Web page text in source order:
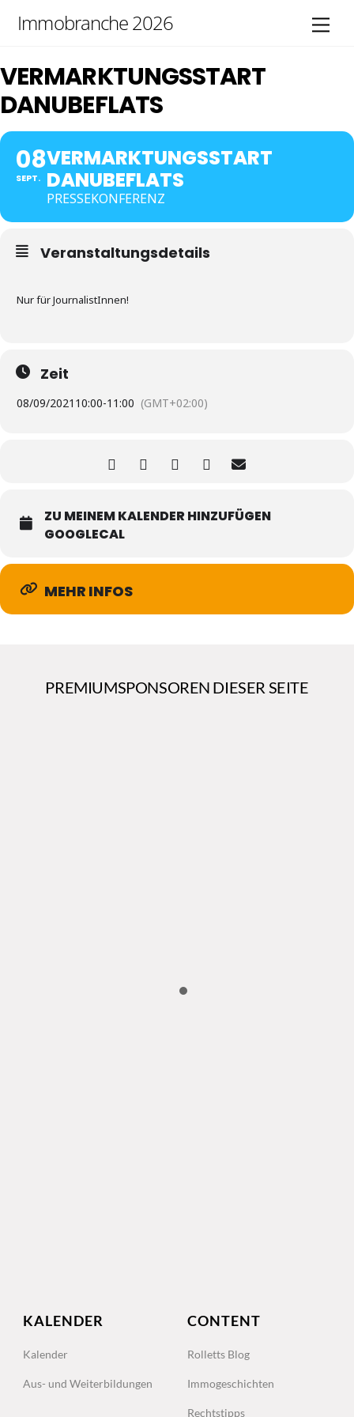
Immobranche 2026
VERMARKTUNGSSTART
DANUBEFLATS
08
SEPT.
VERMARKTUNGSSTART
DANUBEFLATS
PRESSEKONFERENZ
Veranstaltungsdetails
Nur für JournalistInnen!
Zeit
08/09/2021 10:00-11:00 (GMT+02:00)
ZU MEINEM KALENDER HINZUFÜGEN
GOOGLECAL
MEHR INFOS
PREMIUMSPONSOREN DIESER SEITE
KALENDER
Kalender
Aus- und Weiterbildungen
CONTENT
Rolletts Blog
Immogeschichten
Rechtstipps